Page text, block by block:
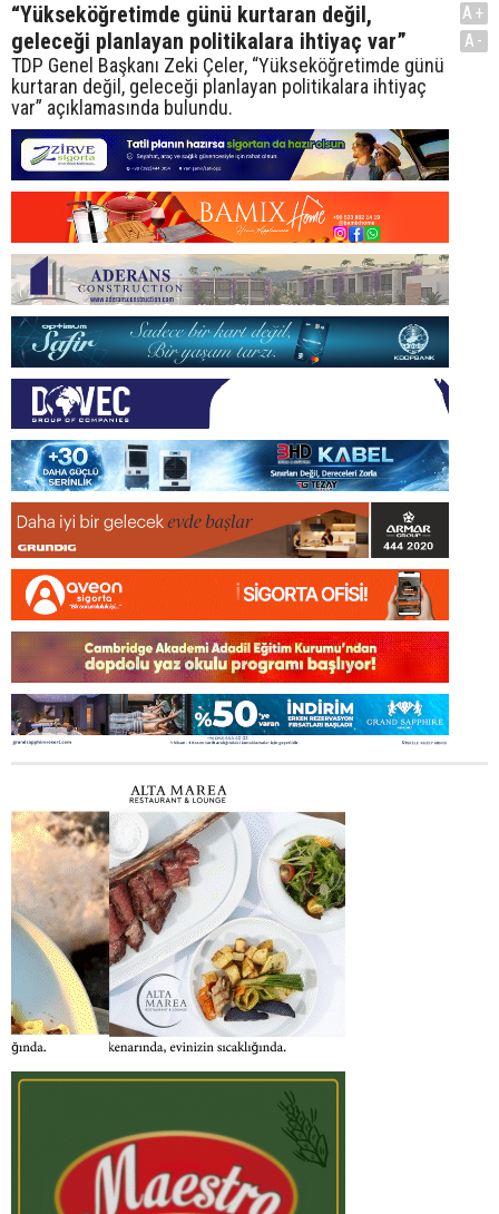
“Yükseköğretimde günü kurtaran değil,
geleceği planlayan politikalara ihtiyaç var”
TDP Genel Başkanı Zeki Çeler, “Yükseköğretimde günü
kurtaran değil, geleceği planlayan politikalara ihtiyaç
var” açıklamasında bulundu.
A+
A-